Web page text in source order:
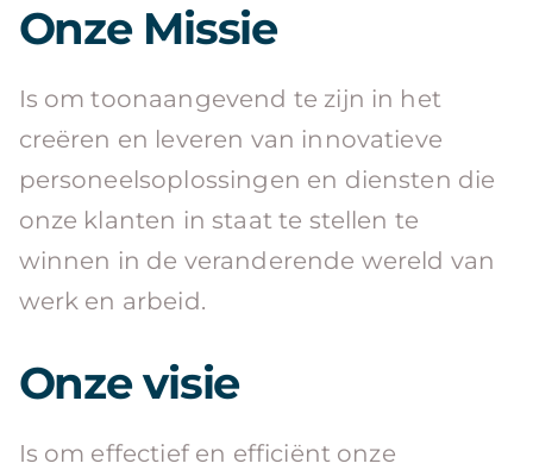
Onze Missie
Is om toonaangevend te zijn in het
creëren en leveren van innovatieve
personeelsoplossingen en diensten die
onze klanten in staat te stellen te
winnen in de veranderende wereld van
werk en arbeid.
Onze visie
Is om effectief en efficiënt onze